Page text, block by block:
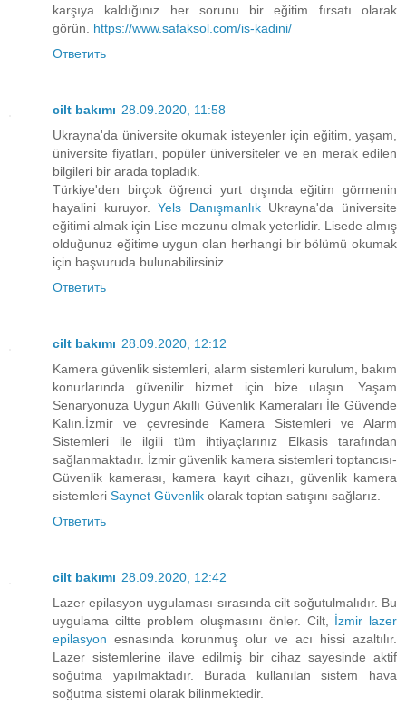
karşıya kaldığınız her sorunu bir eğitim fırsatı olarak
görün. https://www.safaksol.com/is-kadini/
Ответить
cilt bakımı 28.09.2020, 11:58
Ukrayna'da üniversite okumak isteyenler için eğitim, yaşam,
üniversite fiyatları, popüler üniversiteler ve en merak edilen
bilgileri bir arada topladık.
Türkiye'den birçok öğrenci yurt dışında eğitim görmenin
hayalini kuruyor.Yels DanışmanlıkUkrayna'da üniversite
eğitimi almak için Lise mezunu olmak yeterlidir. Lisede almış
olduğunuz eğitime uygun olan herhangi bir bölümü okumak
için başvuruda bulunabilirsiniz.
Ответить
cilt bakımı 28.09.2020, 12:12
Kamera güvenlik sistemleri, alarm sistemleri kurulum, bakım
konurlarında güvenilir hizmet için bize ulaşın. Yaşam
Senaryonuza Uygun Akıllı Güvenlik Kameraları İle Güvende
Kalın.İzmir ve çevresinde Kamera Sistemleri ve Alarm
Sistemleri ile ilgili tüm ihtiyaçlarınız Elkasis tarafından
sağlanmaktadır. İzmir güvenlik kamera sistemleri toptancısı-
Güvenlik kamerası, kamera kayıt cihazı, güvenlik kamera
sistemleri Saynet Güvenlik olarak toptan satışını sağlarız.
Ответить
cilt bakımı 28.09.2020, 12:42
Lazer epilasyon uygulaması sırasında cilt soğutulmalıdır. Bu
uygulama ciltte problem oluşmasını önler. Cilt, İzmir lazer
epilasyon esnasında korunmuş olur ve acı hissi azaltılır.
Lazer sistemlerine ilave edilmiş bir cihaz sayesinde aktif
soğutma yapılmaktadır. Burada kullanılan sistem hava
soğutma sistemi olarak bilinmektedir.